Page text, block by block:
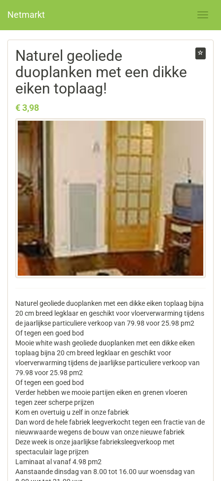
Netmarkt
Naturel geoliede
duoplanken met een dikke
eiken toplaag!
€ 3,98
Naturel geoliede duoplanken met een dikke eiken toplaag bijna
20 cm breed legklaar en geschikt voor vloerverwarming tijdens
de jaarlijkse particuliere verkoop van 79.98 voor 25.98 pm2
Of tegen een goed bod
Mooie white wash geoliede duoplanken met een dikke eiken
toplaag bijna 20 cm breed legklaar en geschikt voor
vloerverwarming tijdens de jaarlijkse particuliere verkoop van
79.98 voor 25.98 pm2
Of tegen een goed bod
Verder hebben we mooie partijen eiken en grenen vloeren
tegen zeer scherpe prijzen
Kom en overtuig u zelf in onze fabriek
Dan word de hele fabriek leegverkocht tegen een fractie van de
nieuwwaarde wegens de bouw van onze nieuwe fabriek
Deze week is onze jaarlijkse fabrieksleegverkoop met
spectaculair lage prijzen
Laminaat al vanaf 4.98 pm2
Aanstaande dinsdag van 8.00 tot 16.00 uur woensdag van